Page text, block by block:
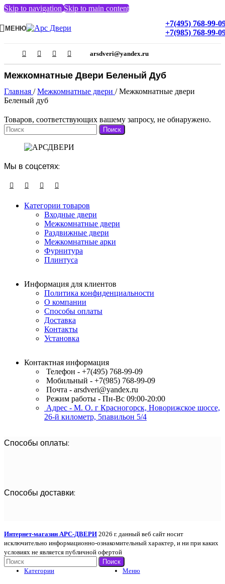
Skip to navigationSkip to main content
МЕНЮ
+7(495) 768-99-
+7(985) 768-99-
arsdveri@yandex.ru
Межкомнатные Двери Беленый Дуб
Главная / Межкомнатные двери / Межкомнатные двери
Беленый дуб
Товаров, соответствующих вашему запросу, не обнаружено.
Поиск
Мы в соцсетях:
Категории товаров
Входные двери
Межкомнатные двери
Раздвижные двери
Межкомнатные арки
Фурнитура
Плинтуса
Информация для клиентов
Политика конфиденциальности
О компании
Способы оплаты
Доставка
Контакты
Установка
Контактная информация
Телефон - +7(495) 768-99-09
Мобильный - +7(985) 768-99-09
Почта - arsdveri@yandex.ru
Режим работы - Пн-Вс 09:00-20:00
Адрес - М. О. г Красногорск, Новорижское шоссе,
26-й километр, 5павильон 5/4
Способы оплаты:
Способы доставки:
Интернет-магазин АРС-ДВЕРИ 2026 г. данный веб сайт носит
исключительно информационно-ознакомительный характер, и ни при каких
условиях не является публичной офертой
Поиск
Меню
Категории